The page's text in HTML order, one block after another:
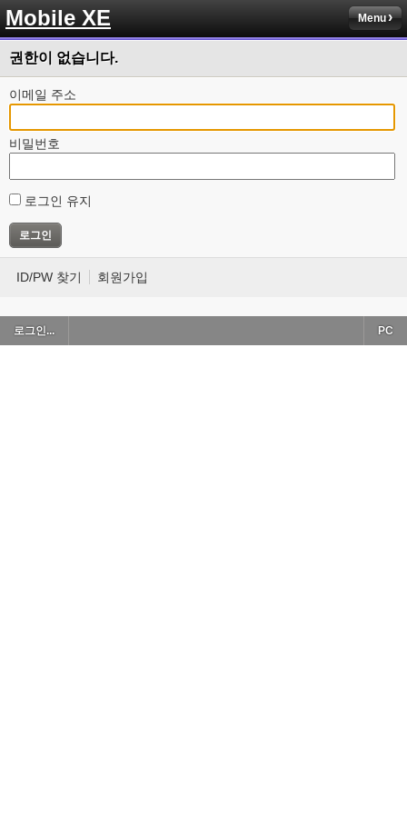
Mobile XE Menu
권한이 없습니다.
이메일 주소
비밀번호
로그인 유지
ID/PW 찾기 회원가입
로그인... PC